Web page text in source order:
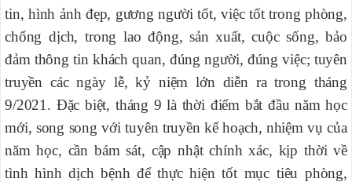
tin, hình ảnh đẹp, gương người tốt, việc tốt trong phòng,
chống dịch, trong lao động, sản xuất, cuộc sống, bảo
đảm thông tin khách quan, đúng người, đúng việc; tuyên
truyền các ngày lễ, kỷ niệm lớn diễn ra trong tháng
9/2021. Đặc biệt, tháng 9 là thời điểm bắt đầu năm học
mới, song song với tuyên truyền kế hoạch, nhiệm vụ của
năm học, cần bám sát, cập nhật chính xác, kịp thời về
tình hình dịch bệnh đểthực hiện tốt mục tiêu phòng,